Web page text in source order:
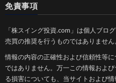
免責事項
「株スイング投資.com」は個人ブロ
売買の推奨を行うものではありません
情報の内容の正確性および信頼性等
ではありません。万一この情報およ
る損害についても、当サイトおよび